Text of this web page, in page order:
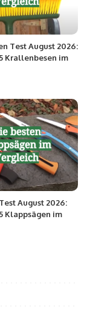
Test August 2026:
Krallenbesen im
August 2026:
Klappsägen im